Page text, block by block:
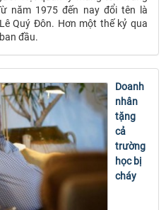
năm 1975 đến nay đổi tên là
Quý Đôn. Hơn một thế kỷ qua
đầu.
Doanh
nhân
tặng
cả
trường
học bị
cháy